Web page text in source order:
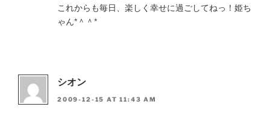
これからも毎日、楽しく幸せに過ごしてねっ！姫ち
ゃん*＾＾*
シオン
2009-12-15 AT 11:43 AM